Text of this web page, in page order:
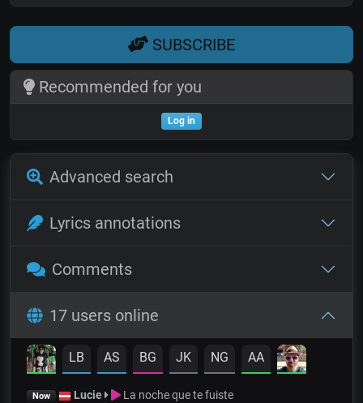
SUBSCRIBE
Recommended for you
Log in
Advanced search
Lyrics annotations
Comments
17 users online
LB AS BG JK NG AA
Now Lucie La noche que te fuiste